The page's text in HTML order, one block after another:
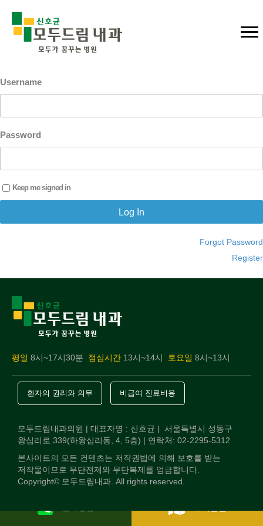
Username
Password
Keep me signed in
Forgot Password
Register
평일 8시~17시30분 점심시간 13시~14시 토요일 8시~13시
환자의 권리와 의무 비급여 진료비용
모두드림내과의원 | 대표자명 : 신호균 | 서울특별시 성동구
왕십리로 339(하왕십리동, 4, 5층) | 연락처: 02-2295-5312
본사이트의 모든 컨텐츠는 저작권법에 의해 보호를 받는
저작물이므로 무단전제와 무단복제를 엄금합니다.
Copyright© 모두드림내과. All rights reserved.